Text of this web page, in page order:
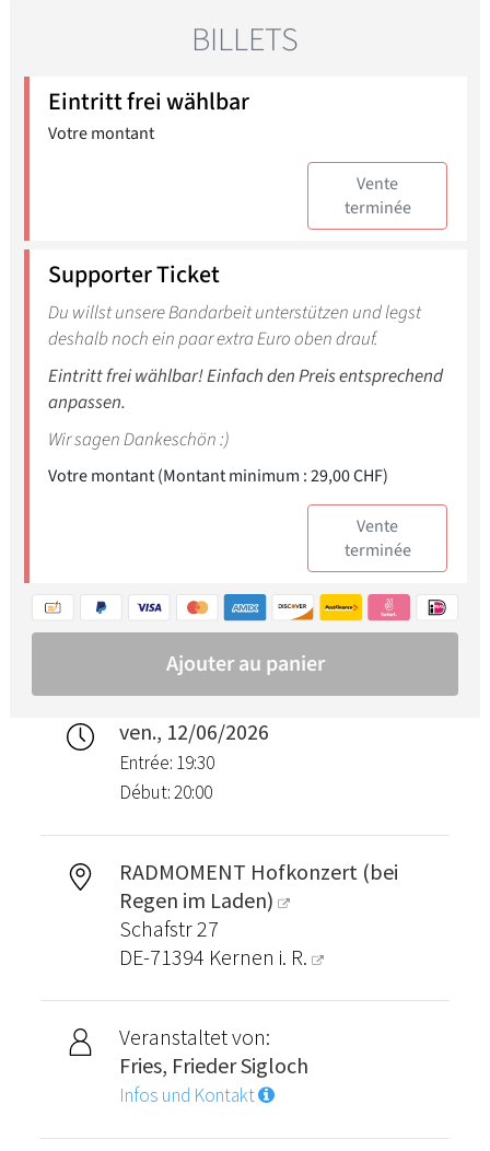
ven., 12/06/2026
Entrée: 19:30
Début: 20:00
RADMOMENT Hofkonzert (bei
Regen im Laden)
Schafstr 27
DE-71394 Kernen i. R.
Veranstaltet von:
Fries, Frieder Sigloch
Infos und Kontakt